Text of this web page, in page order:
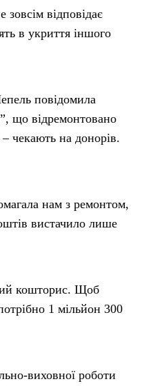
відповідає
в укриття іншого
повідомила
що відремонтовано
чекають на донорів.
нам з ремонтом,
вистачило лише
кошторис. Щоб
1 мільйон 300
виховної роботи